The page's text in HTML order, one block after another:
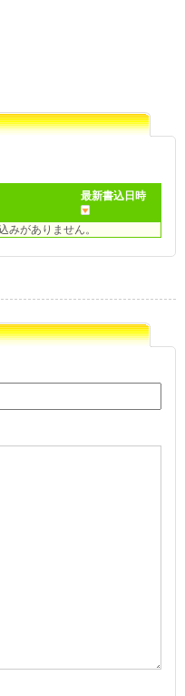
最新書込日時
みがありません。